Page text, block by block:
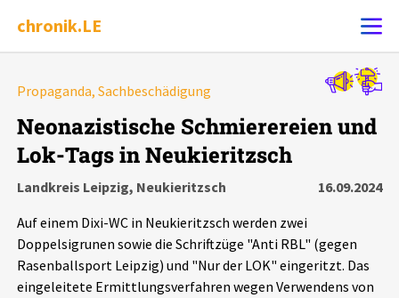
chronik.LE
Ereignis melden
Chronik
Leipziger Zustände
Propaganda, Sachbeschädigung
Neonazistische Schmierereien und
Lok-Tags in Neukieritzsch
Landkreis Leipzig, Neukieritzsch
16.09.2024
Auf einem Dixi-WC in Neukieritzsch werden zwei
Doppelsigrunen sowie die Schriftzüge "Anti RBL" (gegen
Rasenballsport Leipzig) und "Nur der LOK" eingeritzt. Das
eingeleitete Ermittlungsverfahren wegen Verwendens von
Alle Ereignisse
Ereignisse
Ereignisse Statistik